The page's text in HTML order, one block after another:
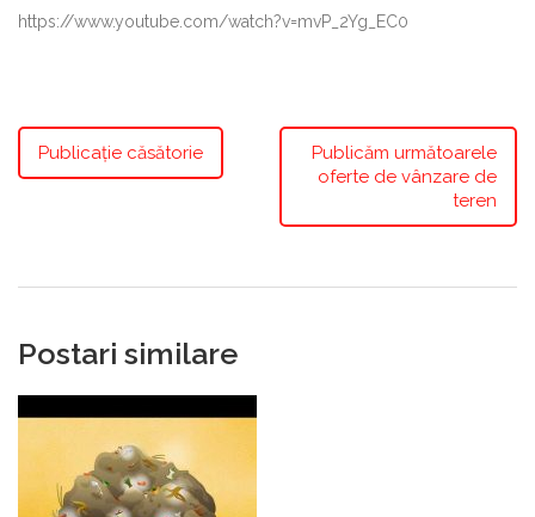
https://www.youtube.com/watch?v=mvP_2Yg_EC0
Publicație căsătorie
Publicăm următoarele
oferte de vânzare de
teren
Postari similare